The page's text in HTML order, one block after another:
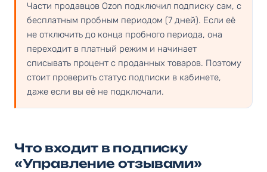
Части продавцов Ozon подключил подписку сам, с
бесплатным пробным периодом (7 дней). Если её
не отключить до конца пробного периода, она
переходит в платный режим и начинает
списывать процент с проданных товаров. Поэтому
стоит проверить статус подписки в кабинете,
даже если вы её не подключали.
Что входит в подписку
«Управление отзывами»